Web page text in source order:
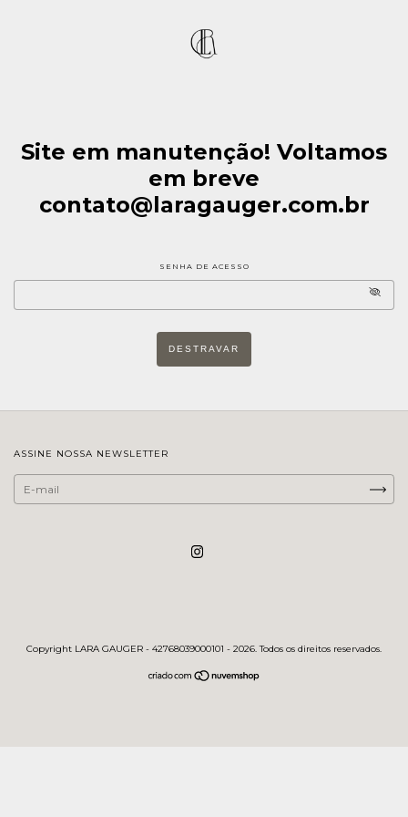
Site em manutenção! Voltamos
em breve
contato@laragauger.com.br
SENHA DE ACESSO
DESTRAVAR
ASSINE NOSSA NEWSLETTER
Copyright LARA GAUGER - 42768039000101 - 2026. Todos os direitos reservados.